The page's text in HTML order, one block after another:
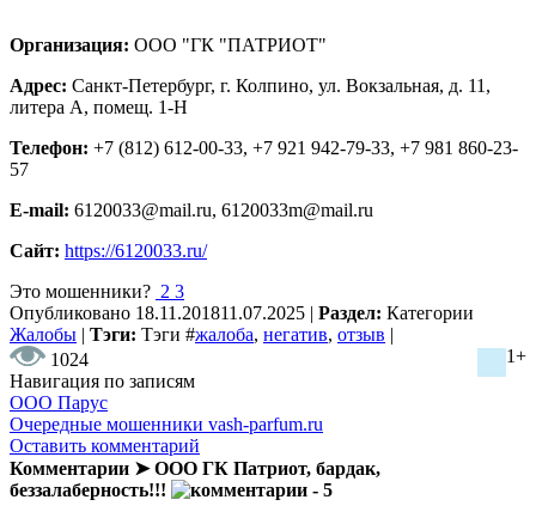
Организация: ООО "ГК "ПАТРИОТ"
Адрес: Санкт-Петербург, г. Колпино, ул. Вокзальная, д. 11,
литера А, помещ. 1-Н
Телефон: +7 (812) 612-00-33, +7 921 942-79-33, +7 981 860-23-
57
E-mail: 6120033@mail.ru, 6120033m@mail.ru
Сайт: https://6120033.ru/
Это мошенники? 2 3
Опубликовано 18.11.201811.07.2025 | Раздел: Категории
Жалобы | Тэги: Тэги #жалоба, негатив, отзыв |
1024
1+
Навигация по записям
ООО Парус
Очередные мошенники vash-parfum.ru
Оставить комментарий
Комментарии ➤ ООО ГК Патриот, бардак,
беззалаберность!!!
- 5